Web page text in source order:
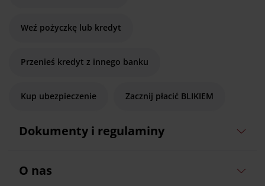
Weź pożyczkę lub kredyt
Przenieś kredyt z innego banku
Kup ubezpieczenie Zacznij płacić BLIKIEM
Dokumenty i regulaminy
O nas